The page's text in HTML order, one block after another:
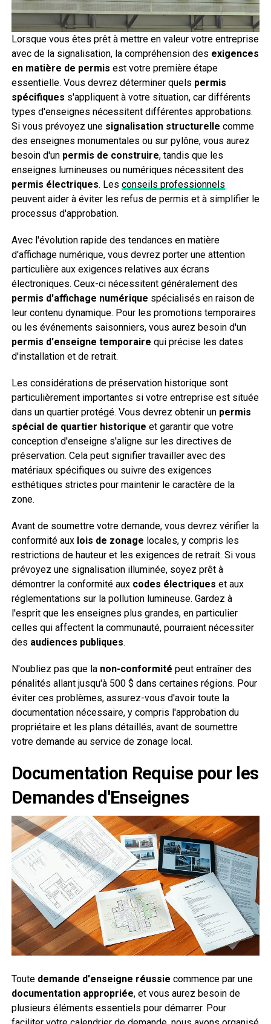
Lorsque vous êtes prêt à mettre en valeur votre entreprise
avec de la signalisation, la compréhension des exigences
en matière de permis est votre première étape
essentielle. Vous devrez déterminer quels permis
spécifiques s'appliquent à votre situation, car différents
types d'enseignes nécessitent différentes approbations.
Si vous prévoyez une signalisation structurelle comme
des enseignes monumentales ou sur pylône, vous aurez
besoin d'un permis de construire, tandis que les
enseignes lumineuses ou numériques nécessitent des
permis électriques. Les conseils professionnels
peuvent aider à éviter les refus de permis et à simplifier le
processus d'approbation.
Avec l'évolution rapide des tendances en matière
d'affichage numérique, vous devrez porter une attention
particulière aux exigences relatives aux écrans
électroniques. Ceux-ci nécessitent généralement des
permis d'affichage numérique spécialisés en raison de
leur contenu dynamique. Pour les promotions temporaires
ou les événements saisonniers, vous aurez besoin d'un
permis d'enseigne temporaire qui précise les dates
d'installation et de retrait.
Les considérations de préservation historique sont
particulièrement importantes si votre entreprise est située
dans un quartier protégé. Vous devrez obtenir un permis
spécial de quartier historique et garantir que votre
conception d'enseigne s'aligne sur les directives de
préservation. Cela peut signifier travailler avec des
matériaux spécifiques ou suivre des exigences
esthétiques strictes pour maintenir le caractère de la
zone.
Avant de soumettre votre demande, vous devrez vérifier la
conformité aux lois de zonage locales, y compris les
restrictions de hauteur et les exigences de retrait. Si vous
prévoyez une signalisation illuminée, soyez prêt à
démontrer la conformité aux codes électriques et aux
réglementations sur la pollution lumineuse. Gardez à
l'esprit que les enseignes plus grandes, en particulier
celles qui affectent la communauté, pourraient nécessiter
des audiences publiques.
N'oubliez pas que la non-conformité peut entraîner des
pénalités allant jusqu'à 500 $ dans certaines régions. Pour
éviter ces problèmes, assurez-vous d'avoir toute la
documentation nécessaire, y compris l'approbation du
propriétaire et les plans détaillés, avant de soumettre
votre demande au service de zonage local.
Documentation Requise pour les
Demandes d'Enseignes
Toute demande d'enseigne réussie commence par une
documentation appropriée, et vous aurez besoin de
plusieurs éléments essentiels pour démarrer. Pour